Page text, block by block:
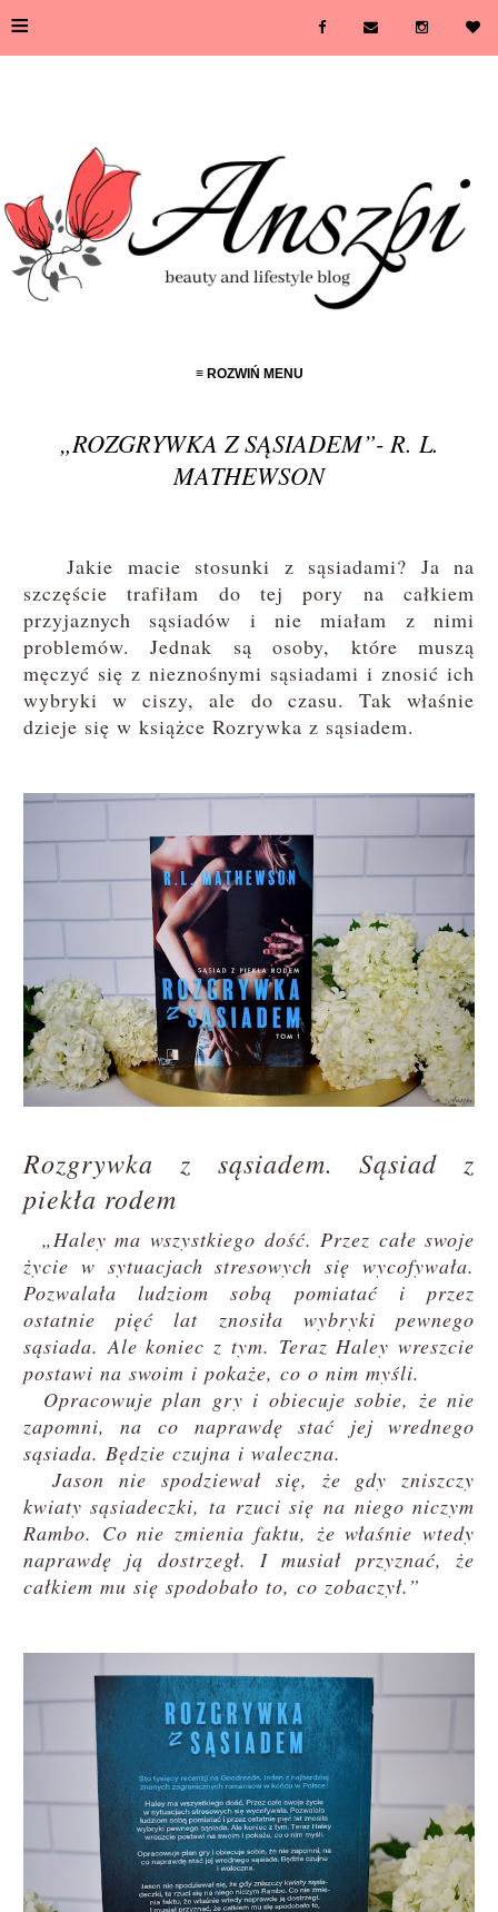
≡
≡ ROZWIŃ MENU
„ROZGRYWKA Z SĄSIADEM”- R. L.
MATHEWSON
Jakie macie stosunki z sąsiadami? Ja na
szczęście trafiłam do tej pory na całkiem
przyjaznych sąsiadów i nie miałam z nimi
problemów. Jednak są osoby, które muszą
męczyć się z nieznośnymi sąsiadami i znosić ich
wybryki w ciszy, ale do czasu. Tak właśnie
dzieje się w książce Rozrywka z sąsiadem.
Rozgrywka z sąsiadem. Sąsiad z
piekła rodem
„Haley ma wszystkiego dość. Przez całe swoje
życie w sytuacjach stresowych się wycofywała.
Pozwalała ludziom sobą pomiatać i przez
ostatnie pięć lat znosiła wybryki pewnego
sąsiada. Ale koniec z tym. Teraz Haley wreszcie
postawi na swoim i pokaże, co o nim myśli.
Opracowuje plan gry i obiecuje sobie, że nie
zapomni, na co naprawdę stać jej wrednego
sąsiada. Będzie czujna i waleczna.
Jason nie spodziewał się, że gdy zniszczy
kwiaty sąsiadeczki, ta rzuci się na niego niczym
Rambo. Co nie zmienia faktu, że właśnie wtedy
naprawdę ją dostrzegł. I musiał przyznać, że
całkiem mu się spodobało to, co zobaczył.”